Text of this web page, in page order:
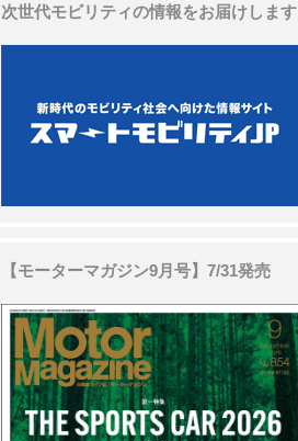
次世代モビリティの情報をお届けします
【モーターマガジン9月号】7/31発売